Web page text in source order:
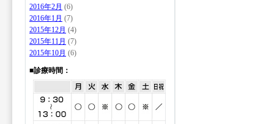
2016年2月 (6)
2016年1月 (7)
2015年12月 (4)
2015年11月 (7)
2015年10月 (6)
■診療時間：